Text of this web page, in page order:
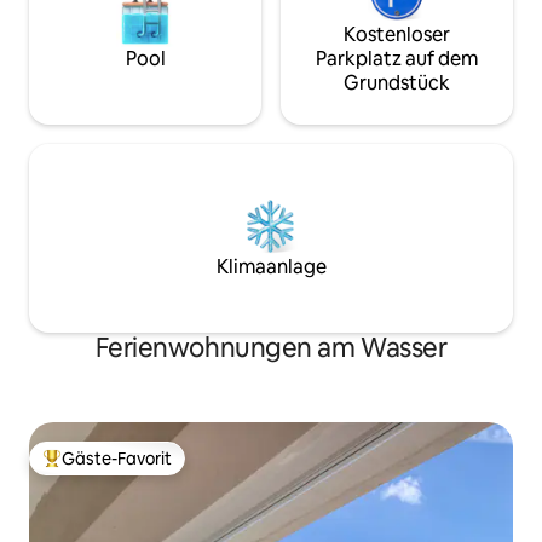
Pool
Kostenloser
Parkplatz auf dem
Grundstück
Klimaanlage
Ferienwohnungen am Wasser
Beliebter Gäste-Favorit.
Gäste-Favorit